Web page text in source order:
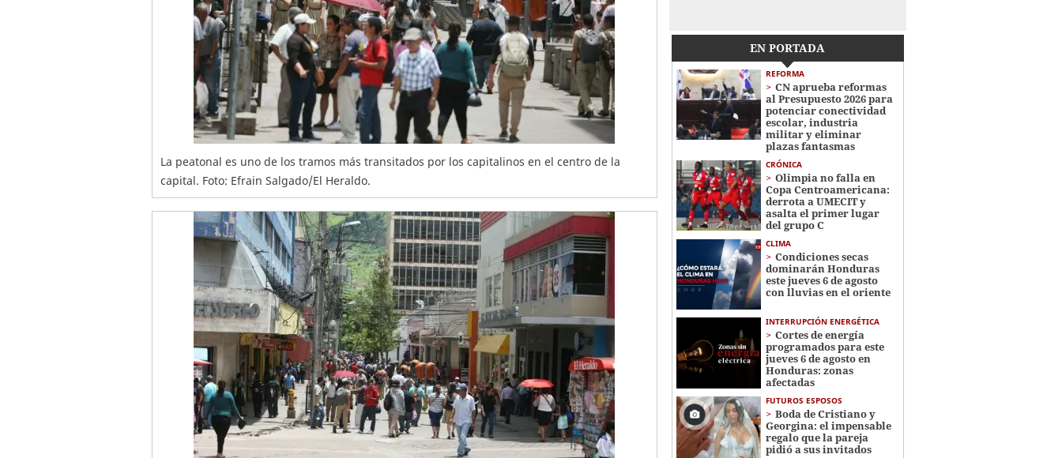
La peatonal es uno de los tramos más transitados por los capitalinos en el centro de la
capital. Foto: Efrain Salgado/El Heraldo.
EN PORTADA
REFORMA
CN aprueba reformas
al Presupuesto 2026 para
potenciar conectividad
escolar, industria
militar y eliminar
plazas fantasmas
CRÓNICA
Olimpia no falla en
Copa Centroamericana:
derrota a UMECIT y
asalta el primer lugar
del grupo C
CLIMA
Condiciones secas
dominarán Honduras
este jueves 6 de agosto
con lluvias en el oriente
INTERRUPCIÓN ENERGÉTICA
Cortes de energía
programados para este
jueves 6 de agosto en
Honduras: zonas
afectadas
FUTUROS ESPOSOS
Boda de Cristiano y
Georgina: el impensable
regalo que la pareja
pidió a sus invitados